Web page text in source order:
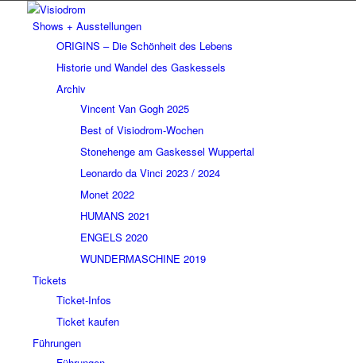
Shows + Ausstellungen
ORIGINS – Die Schönheit des Lebens
Historie und Wandel des Gaskessels
Archiv
Vincent Van Gogh 2025
Best of Visiodrom-Wochen
Stonehenge am Gaskessel Wuppertal
Leonardo da Vinci 2023 / 2024
Monet 2022
HUMANS 2021
ENGELS 2020
WUNDERMASCHINE 2019
Tickets
Ticket-Infos
Ticket kaufen
Führungen